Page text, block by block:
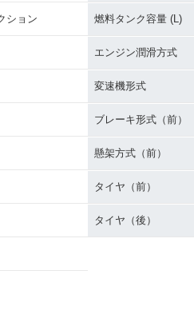
ション 燃料タンク容量 (L)
エンジン潤滑方式
変速機形式
ブレーキ形式（前）
懸架方式（前）
タイヤ（前）
タイヤ（後）